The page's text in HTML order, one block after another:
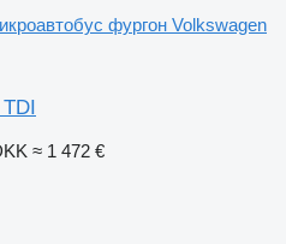
фургон Volkswagen
≈ 1 472 €